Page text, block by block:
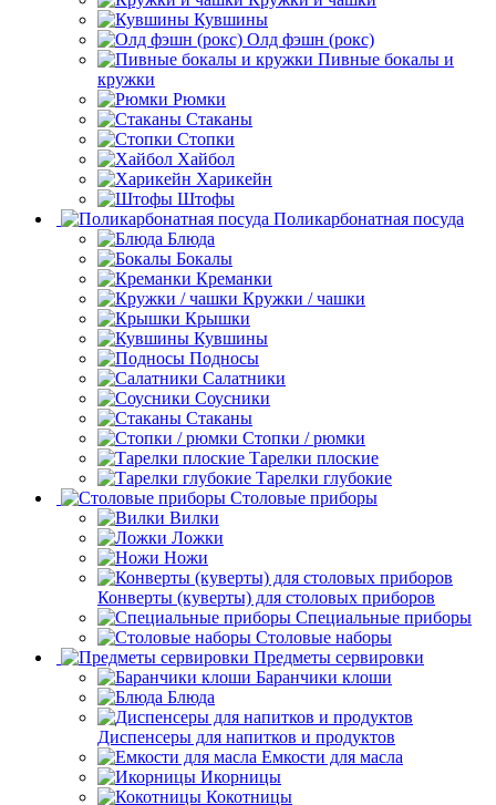
Кувшины
Олд фэшн (рокс)
Пивные бокалы и
кружки
Рюмки
Стаканы
Стопки
Хайбол
Харикейн
Штофы
Поликарбонатная посуда
Блюда
Бокалы
Креманки
Кружки / чашки
Крышки
Кувшины
Подносы
Салатники
Соусники
Стаканы
Стопки / рюмки
Тарелки плоские
Тарелки глубокие
Столовые приборы
Вилки
Ложки
Ножи
Конверты (куверты) для столовых приборов
Специальные приборы
Столовые наборы
Предметы сервировки
Баранчики клоши
Блюда
Диспенсеры для напитков и продуктов
Емкости для масла
Икорницы
Кокотницы